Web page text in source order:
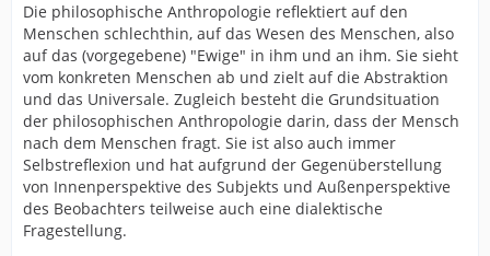
Die philosophische Anthropologie reflektiert auf den
Menschen schlechthin, auf das Wesen des Menschen, also
auf das (vorgegebene) "Ewige" in ihm und an ihm. Sie sieht
vom konkreten Menschen ab und zielt auf die Abstraktion
und das Universale. Zugleich besteht die Grundsituation
der philosophischen Anthropologie darin, dass der Mensch
nach dem Menschen fragt. Sie ist also auch immer
Selbstreflexion und hat aufgrund der Gegenüberstellung
von Innenperspektive des Subjekts und Außenperspektive
des Beobachters teilweise auch eine dialektische
Fragestellung.